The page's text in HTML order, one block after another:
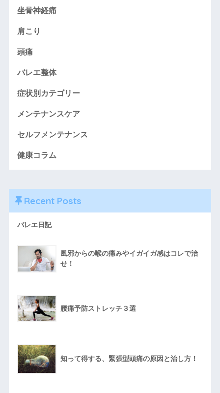
坐骨神経痛
肩こり
頭痛
バレエ整体
症状別カテゴリー
メンテナンスケア
セルフメンテナンス
健康コラム
Recent Posts
バレエ日記
風邪からの喉の痛みやイガイガ感はコレで治
せ！
腰痛予防ストレッチ３選
知って得する、緊張型頭痛の原因と治し方！